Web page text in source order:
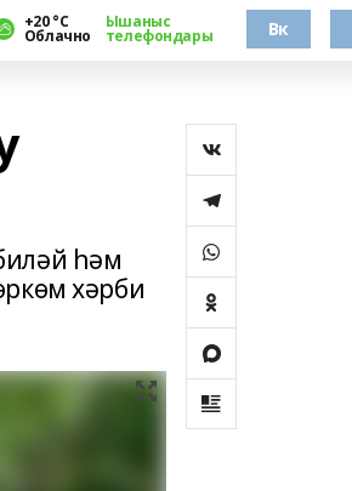
+20 °С
Облачно
Ышаныс
телефондары Вк
һәм
хәрби